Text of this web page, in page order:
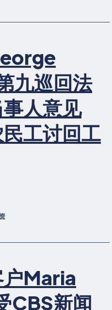
九巡回法
人意见
工讨回工
Maria
CBS新闻